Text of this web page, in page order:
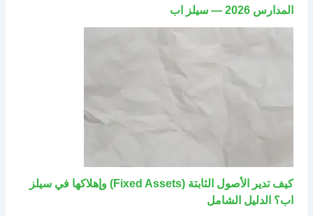
المدارس 2026 — سيلز اب
كيف تدير الأصول الثابتة (Fixed Assets) وإهلاكها في سيلز
اب؟ الدليل الشامل